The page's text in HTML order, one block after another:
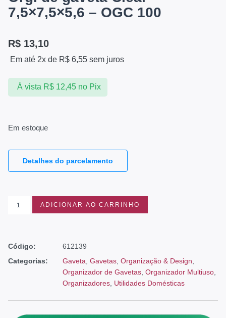
7,5×7,5×5,6 – OGC 100
R$ 13,10
Em até 2x de R$ 6,55 sem juros
À vista R$12,45 no Pix
Em estoque
Detalhes do parcelamento
ADICIONAR AO CARRINHO
Código:
612139
Categorias:
Gaveta Gavetas Organização & Design
Organizador de Gavetas Organizador Multiuso
Organizadores Utilidades Domésticas